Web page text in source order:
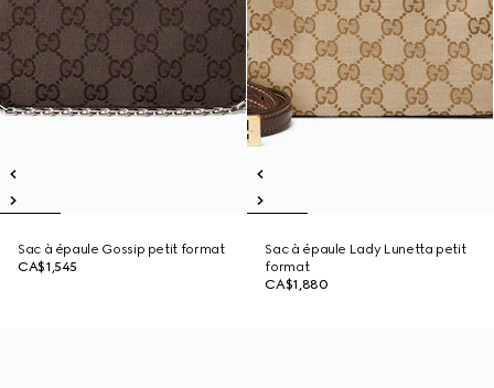
Sac à épaule Gossip petit format
CA$1,545
Sac à épaule Lady Lunetta petit
format
CA$1,880